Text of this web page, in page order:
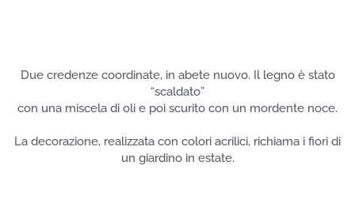
Due credenze coordinate, in abete nuovo. Il legno è stato
“scaldato”
con una miscela di oli e poi scurito con un mordente noce.
La decorazione, realizzata con colori acrilici, richiama i fiori di
un giardino in estate.